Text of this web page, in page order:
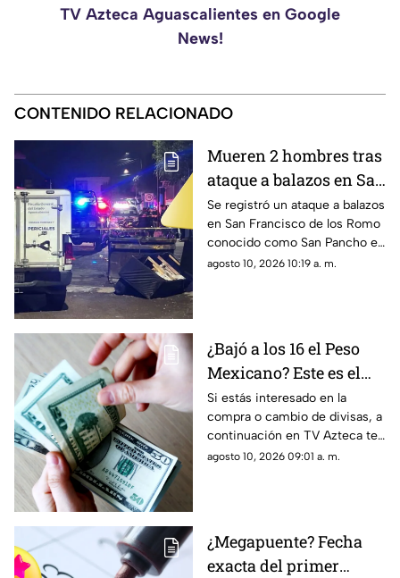
TV Azteca Aguascalientes en Google
News!
CONTENIDO RELACIONADO
Mueren 2 hombres tras
ataque a balazos en San
Pancho hoy lunes 10 de
agosto; ¿cómo ocurrió?
Se registró un ataque a balazos
en San Francisco de los Romo
conocido como San Pancho en
Aguascalientes que dejó dos
agosto 10, 2026 10:19 a. m.
¿Bajó a los 16 el Peso
Mexicano? Este es el
precio del dólar en
Aguascalientes hoy 10
de agosto de 2026
Si estás interesado en la
compra o cambio de divisas, a
continuación en TV Azteca te
informamos cuál es el precio
agosto 10, 2026 09:01 a. m.
¿Megapuente? Fecha
exacta del primer